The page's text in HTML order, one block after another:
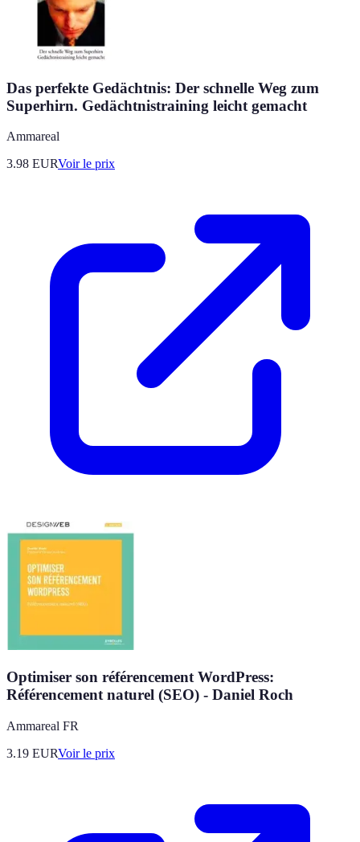
Das perfekte Gedächtnis: Der schnelle Weg zum
Superhirn. Gedächtnistraining leicht gemacht
Ammareal
3.98 EURVoir le prix
Optimiser son référencement WordPress:
Référencement naturel (SEO) - Daniel Roch
Ammareal FR
3.19 EURVoir le prix